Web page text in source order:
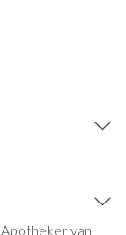
Apotheker van